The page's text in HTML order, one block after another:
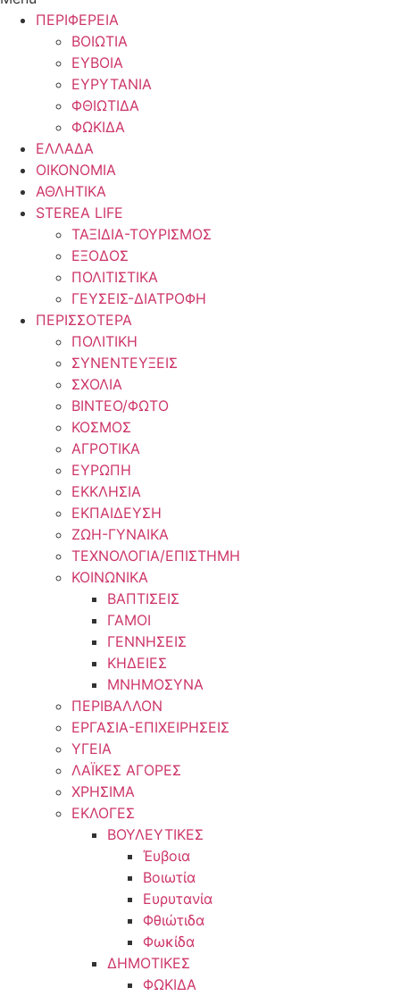
ΠΕΡΙΦΕΡΕΙΑ
ΒΟΙΩΤΙΑ
ΕΥΒΟΙΑ
ΕΥΡΥΤΑΝΙΑ
ΦΘΙΩΤΙΔΑ
ΦΩΚΙΔΑ
ΕΛΛΑΔΑ
ΟΙΚΟΝΟΜΙΑ
ΑΘΛΗΤΙΚΑ
STEREA LIFE
ΤΑΞΙΔΙΑ-ΤΟΥΡΙΣΜΟΣ
ΕΞΟΔΟΣ
ΠΟΛΙΤΙΣΤΙΚΑ
ΓΕΥΣΕΙΣ-ΔΙΑΤΡΟΦΗ
ΠΕΡΙΣΣΟΤΕΡΑ
ΠΟΛΙΤΙΚΗ
ΣΥΝΕΝΤΕΥΞΕΙΣ
ΣΧΟΛΙΑ
ΒΙΝΤΕΟ/ΦΩΤΟ
ΚΟΣΜΟΣ
ΑΓΡΟΤΙΚΑ
ΕΥΡΩΠΗ
ΕΚΚΛΗΣΙΑ
ΕΚΠΑΙΔΕΥΣΗ
ΖΩΗ-ΓΥΝΑΙΚΑ
ΤΕΧΝΟΛΟΓΙΑ/ΕΠΙΣΤΗΜΗ
ΚΟΙΝΩΝΙΚΑ
ΒΑΠΤΙΣΕΙΣ
ΓΑΜΟΙ
ΓΕΝΝΗΣΕΙΣ
ΚΗΔΕΙΕΣ
ΜΝΗΜΟΣΥΝΑ
ΠΕΡΙΒΑΛΛΟΝ
ΕΡΓΑΣΙΑ-ΕΠΙΧΕΙΡΗΣΕΙΣ
ΥΓΕΙΑ
ΛΑΪΚΕΣ ΑΓΟΡΕΣ
ΧΡΗΣΙΜΑ
ΕΚΛΟΓΕΣ
ΒΟΥΛΕΥΤΙΚΕΣ
Έυβοια
Βοιωτία
Ευρυτανία
Φθιώτιδα
Φωκίδα
ΔΗΜΟΤΙΚΕΣ
ΦΩΚΙΔΑ